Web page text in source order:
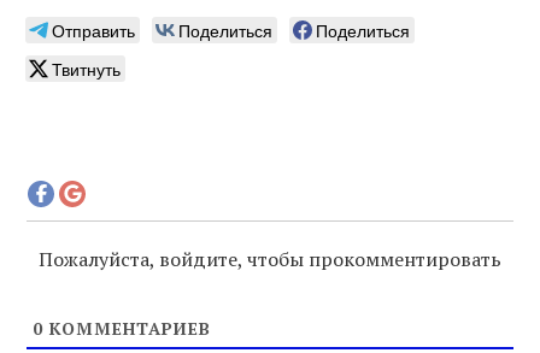
Отправить Поделиться
Поделиться
Твитнуть
Пожалуйста, войдите, чтобы прокомментировать
0 КОММЕНТАРИЕВ